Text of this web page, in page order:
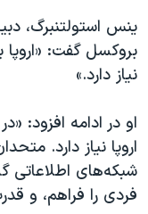
ینس استولتنبرگ،
بروکسل گفت: «اروپا
نیاز دارد.»
او در ادامه افزود:
اروپا نیاز دارد.
شبکه‌های اطلاعاتی
فردی را فراهم، و